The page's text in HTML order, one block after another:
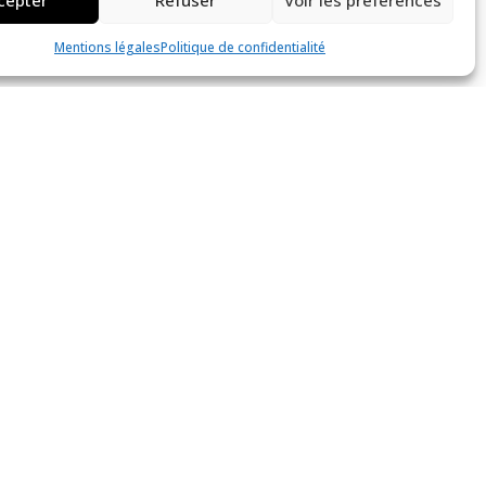
Mentions légalesPolitique de confidentialité